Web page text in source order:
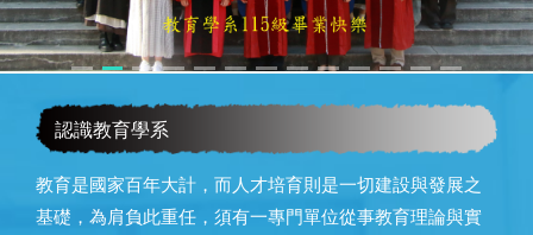
認識教育學系
教育是國家百年大計，而人才培育則是一切建設與發展之
基礎，為肩負此重任，須有一專門單位從事教育理論與實